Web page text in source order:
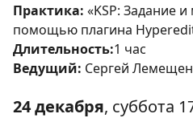
Практика: «KSP: Задание
помощью плагина
Длительность:1 час
Ведущий: Сергей
24 декабря, суббота